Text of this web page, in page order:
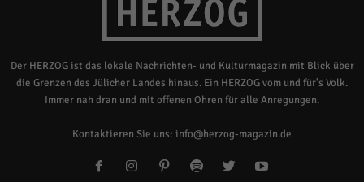
Der HERZOG ist das lokale Nachrichten- und Kulturmagazin mit Blick über
die Grenzen des Jülicher Landes hinaus. Ein HERZOG vom und für's Volk.
Immer nah dran und mit offenen Ohren für alle Anregungen.
Kontaktieren Sie uns: info@herzog-magazin.de